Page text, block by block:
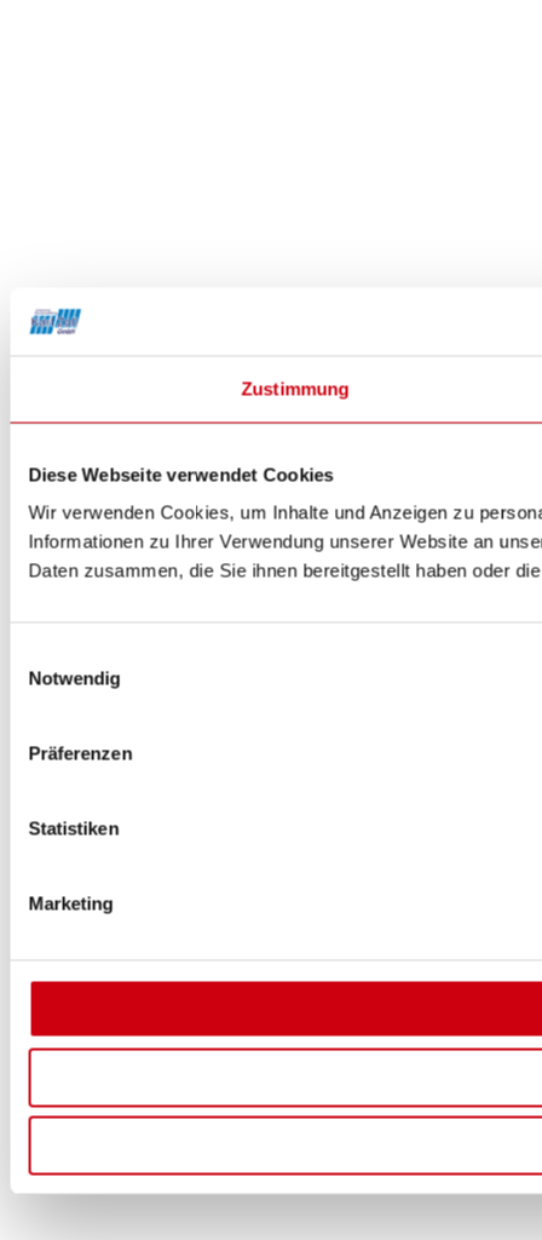
Zustimmung
Diese Webseite verwendet Cookies
Wir verwenden Cookies, um Inhalte und Anzeigen zu
Informationen zu Ihrer Verwendung unserer Website an
Daten zusammen, die Sie ihnen bereitgestellt haben oder
Notwendig
Präferenzen
Statistiken
Marketing